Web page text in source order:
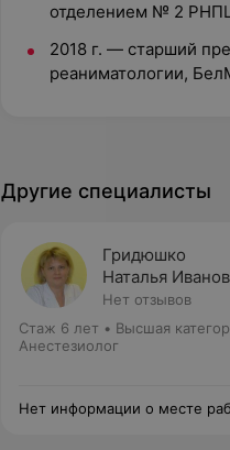
отделением № 2 РНПЦ
2018 г. — старший
реаниматологии,
Другие специалисты
Гридюшко
Наталья
Нет отзывов
Стаж 6 лет • Высшая
Анестезиолог
Нет информации о месте